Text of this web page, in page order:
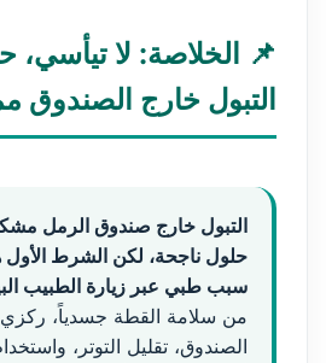
📌 الخلاصة: لا
التبول خارج الصندوق
التبول خارج صندوق الرمل
حلول ناجحة، لكن الشرط الأول
سبب طبي عبر زيارة الطبيب
من سلامة القطة جسدياً،
الصندوق، تقليل التوتر،